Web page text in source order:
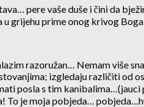
pere vaše duše i čini da
u grijehu prime onog krivog
razoružan… Nemam više
izgledaju različiti od
posla s tim
To je moja pobjeda…